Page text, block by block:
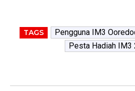
TAGS Pengguna IM3
Pesta Hadiah IM3